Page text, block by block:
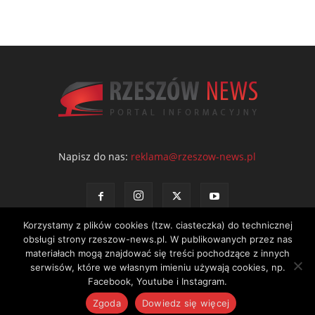
Napisz do nas: reklama@rzeszow-news.pl
Kontakt Polityka prywatności Regulamin portalu
© NEWS Sp. z o.o. - wydawca portalu Rzeszów News. Wszystkie prawa
zastrzeżone. Tel.: 601 97 55 30
Korzystamy z plików cookies (tzw. ciasteczka) do technicznej
obsługi strony rzeszow-news.pl. W publikowanych przez nas
materiałach mogą znajdować się treści pochodzące z innych
serwisów, które we własnym imieniu używają cookies, np.
Facebook, Youtube i Instagram.
Zgoda
Dowiedz się więcej